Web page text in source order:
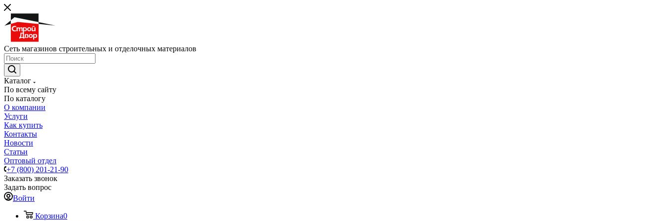
Сеть магазинов строительных и отделочных материалов
Каталог
По всему сайту
По каталогу
О компании
Услуги
Как купить
Контакты
Новости
Статьи
Оптовый отдел
+7 (800) 201-21-90
Заказать звонок
Задать вопрос
Войти
Корзина0